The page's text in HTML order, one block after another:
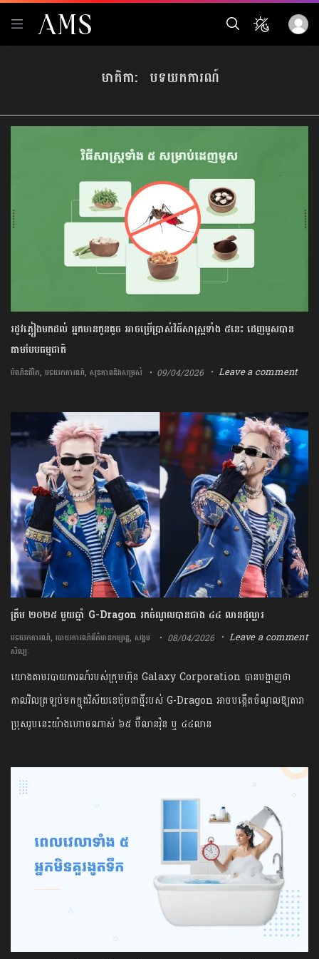
រដូវភ្លៀងមកដល់ អ្នកមានកូនតូច អាចប្រើប្រាស់វិធីសាស្រ្តទាំង ៥នេះ ដេញមូសបាន
តាមបែបធម្មជាតិ​
បំណិនជីវិត, បទយកការណ៍, សុខភាពនិងសម្រស់ 09/04/2026 Leave a comment
ត្រឹម ២០២៥ មួយឆ្នាំ G-Dragon រកចំណូលបានជាង ៤៤ លានដុល្លារ
បទយកការណ៍, របាយការណ៍ព័ត៌មានកម្សាន្ត, សង្គម
សិល្បៈ
08/04/2026 Leave a comment
យោងតាមរបាយការណ៍របស់ក្រុមហ៊ុន Galaxy Corporation បានបង្ហាញថា
កាលវិលត្រឡប់មកក្នុងវិស័យខេប៉ុបជាថ្មីរបស់ G-Dragon អាចបង្កើតចំណូលឱ្យតារា
ប្រុសរូបនេះយ៉ាងហោចណាស់ ៦៥ ប៊ីលានវ៉ុន ឬ ៤៤លាន